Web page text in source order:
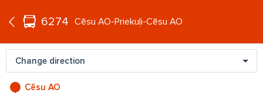
EN
6274 Cēsu AO-Priekuļi-Cēsu AO
Change direction
Cēsu AO